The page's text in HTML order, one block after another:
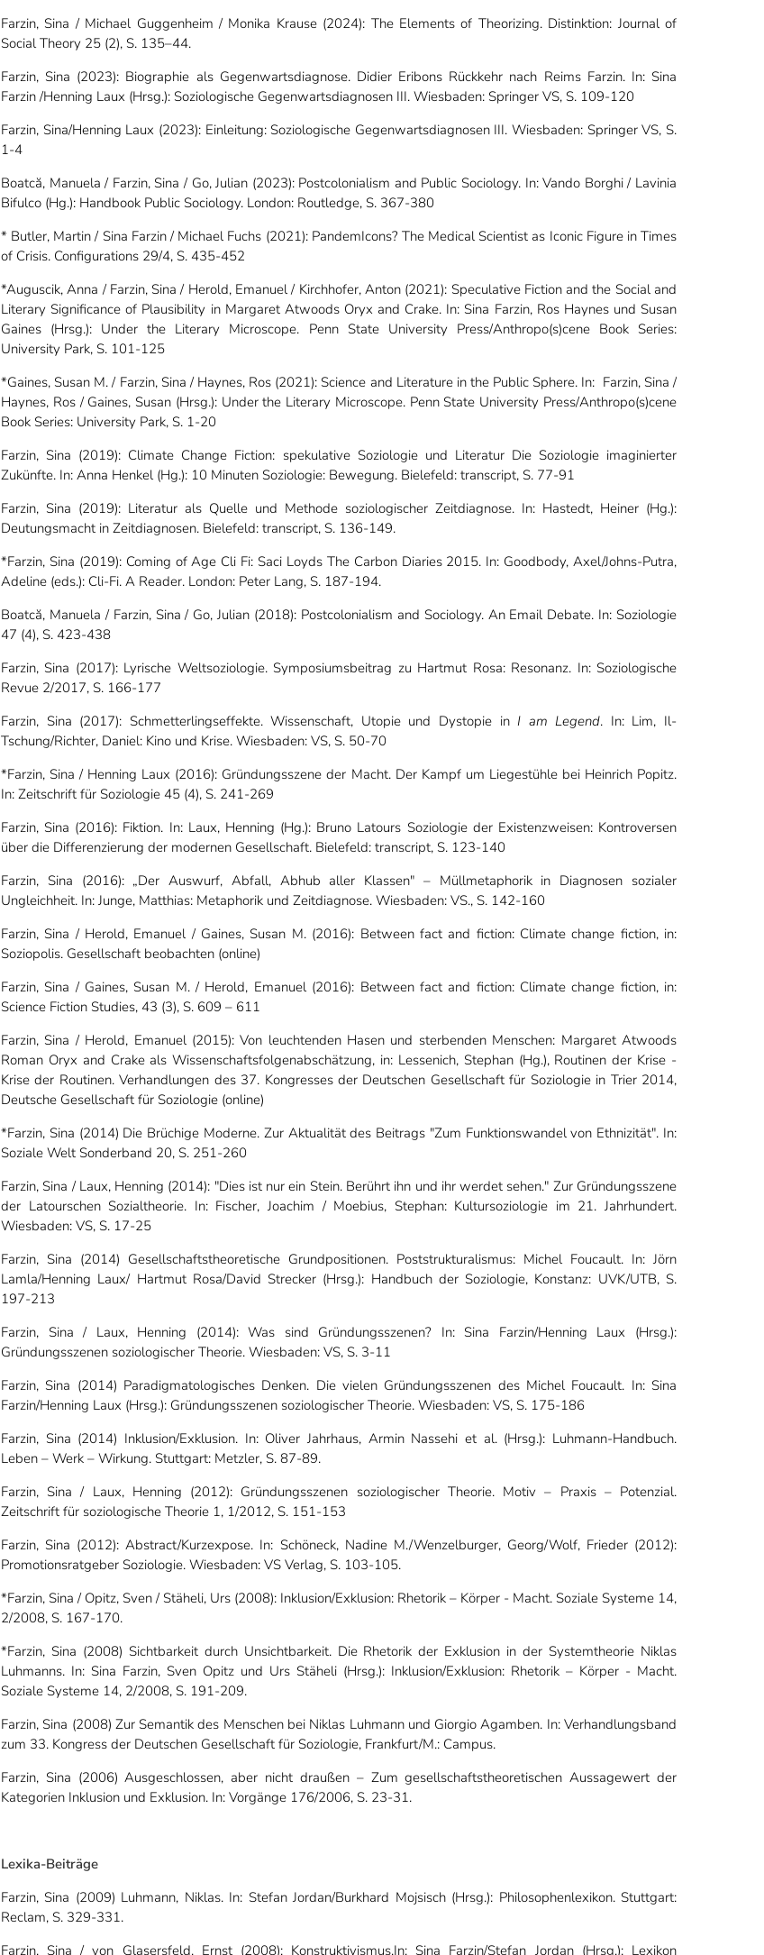
Farzin, Sina / Michael Guggenheim / Monika Krause (2024): The Elements of Theorizing. Distinktion: Journal of
Social Theory 25 (2), S. 135–44.
Farzin, Sina (2023): Biographie als Gegenwartsdiagnose. Didier Eribons Rückkehr nach Reims Farzin. In: Sina
Farzin /Henning Laux (Hrsg.): Soziologische Gegenwartsdiagnosen III. Wiesbaden: Springer VS, S. 109-120
Farzin, Sina/Henning Laux (2023): Einleitung: Soziologische Gegenwartsdiagnosen III.Wiesbaden: Springer VS, S.
1-4
Boatcă, Manuela / Farzin, Sina / Go, Julian (2023): Postcolonialism and Public Sociology. In: Vando Borghi / Lavinia
Bifulco (Hg.): Handbook Public Sociology. London: Routledge, S. 367-380
* Butler, Martin / Sina Farzin / Michael Fuchs (2021): PandemIcons? The Medical Scientist as Iconic Figure in Times
of Crisis. Configurations 29/4, S. 435-452
*Auguscik, Anna / Farzin, Sina / Herold, Emanuel / Kirchhofer, Anton (2021): Speculative Fiction and the Social and
Literary Significance of Plausibility in Margaret Atwoods Oryx and Crake. In: Sina Farzin, Ros Haynes und Susan
Gaines (Hrsg.): Under the Literary Microscope. Penn State University Press/Anthropo(s)cene Book Series:
University Park, S. 101-125
*Gaines, Susan M. / Farzin, Sina / Haynes, Ros (2021): Science and Literature in the Public Sphere. In: Farzin, Sina /
Haynes, Ros / Gaines, Susan (Hrsg.): Under the Literary Microscope. Penn State University Press/Anthropo(s)cene
Book Series: University Park, S. 1-20
Farzin, Sina (2019): Climate Change Fiction: spekulative Soziologie und Literatur Die Soziologie imaginierter
Zukünfte. In: Anna Henkel (Hg.): 10 Minuten Soziologie: Bewegung. Bielefeld: transcript, S. 77-91
Farzin, Sina (2019): Literatur als Quelle und Methode soziologischer Zeitdiagnose. In: Hastedt, Heiner (Hg.):
Deutungsmacht in Zeitdiagnosen. Bielefeld: transcript, S. 136-149.
*Farzin, Sina (2019): Coming of Age Cli Fi: Saci Loyds The Carbon Diaries 2015. In: Goodbody, Axel/Johns-Putra,
Adeline (eds.): Cli-Fi. A Reader. London: Peter Lang, S. 187-194.
Boatcă, Manuela / Farzin, Sina / Go, Julian (2018): Postcolonialism and Sociology. An Email Debate. In: Soziologie
47 (4), S. 423-438
Farzin, Sina (2017): Lyrische Weltsoziologie. Symposiumsbeitrag zu Hartmut Rosa: Resonanz. In: Soziologische
Revue 2/2017, S. 166-177
Farzin, Sina (2017): Schmetterlingseffekte. Wissenschaft, Utopie und Dystopie inI am Legend. In: Lim, Il-
Tschung/Richter, Daniel: Kino und Krise. Wiesbaden: VS, S. 50-70
*Farzin, Sina / Henning Laux (2016): Gründungsszene der Macht. Der Kampf um Liegestühle bei Heinrich Popitz.
In: Zeitschrift für Soziologie 45 (4), S. 241-269
Farzin, Sina (2016): Fiktion. In: Laux, Henning (Hg.): Bruno Latours Soziologie der Existenzweisen: Kontroversen
über die Differenzierung der modernen Gesellschaft. Bielefeld: transcript, S. 123-140
Farzin, Sina (2016): „Der Auswurf, Abfall, Abhub aller Klassen" – Müllmetaphorik in Diagnosen sozialer
Ungleichheit. In: Junge, Matthias: Metaphorik und Zeitdiagnose. Wiesbaden: VS., S. 142-160
Farzin, Sina / Herold, Emanuel / Gaines, Susan M. (2016): Between fact and fiction: Climate change fiction, in:
Soziopolis. Gesellschaft beobachten (online)
Farzin, Sina / Gaines, Susan M. / Herold, Emanuel (2016): Between fact and fiction: Climate change fiction, in:
Science Fiction Studies, 43 (3), S. 609 – 611
Farzin, Sina / Herold, Emanuel (2015): Von leuchtenden Hasen und sterbenden Menschen: Margaret Atwoods
Roman Oryx and Crake als Wissenschaftsfolgenabschätzung, in: Lessenich, Stephan (Hg.), Routinen der Krise -
Krise der Routinen. Verhandlungen des 37. Kongresses der Deutschen Gesellschaft für Soziologie in Trier 2014,
Deutsche Gesellschaft für Soziologie (online)
*Farzin, Sina (2014) Die Brüchige Moderne. Zur Aktualität des Beitrags "Zum Funktionswandel von Ethnizität". In:
Soziale Welt Sonderband 20, S. 251-260
Farzin, Sina / Laux, Henning (2014): "Dies ist nur ein Stein. Berührt ihn und ihr werdet sehen." Zur Gründungsszene
der Latourschen Sozialtheorie. In: Fischer, Joachim / Moebius, Stephan: Kultursoziologie im 21. Jahrhundert.
Wiesbaden: VS, S. 17-25
Farzin, Sina (2014) Gesellschaftstheoretische Grundpositionen. Poststrukturalismus: Michel Foucault. In: Jörn
Lamla/Henning Laux/ Hartmut Rosa/David Strecker (Hrsg.): Handbuch der Soziologie, Konstanz: UVK/UTB, S.
197-213
Farzin, Sina / Laux, Henning (2014): Was sind Gründungsszenen? In: Sina Farzin/Henning Laux (Hrsg.):
Gründungsszenen soziologischer Theorie. Wiesbaden: VS, S. 3-11
Farzin, Sina (2014) Paradigmatologisches Denken. Die vielen Gründungsszenen des Michel Foucault. In: Sina
Farzin/Henning Laux (Hrsg.): Gründungsszenen soziologischer Theorie. Wiesbaden: VS, S. 175-186
Farzin, Sina (2014) Inklusion/Exklusion. In: Oliver Jahrhaus, Armin Nassehi et al. (Hrsg.): Luhmann-Handbuch.
Leben – Werk – Wirkung. Stuttgart: Metzler, S. 87-89.
Farzin, Sina / Laux, Henning (2012): Gründungsszenen soziologischer Theorie. Motiv – Praxis – Potenzial.
Zeitschrift für soziologische Theorie 1, 1/2012, S. 151-153
Farzin, Sina (2012): Abstract/Kurzexpose. In: Schöneck, Nadine M./Wenzelburger, Georg/Wolf, Frieder (2012):
Promotionsratgeber Soziologie. Wiesbaden: VS Verlag, S. 103-105.
*Farzin, Sina / Opitz, Sven / Stäheli, Urs (2008): Inklusion/Exklusion: Rhetorik – Körper - Macht. Soziale Systeme 14,
2/2008, S. 167-170.
*Farzin, Sina (2008) Sichtbarkeit durch Unsichtbarkeit. Die Rhetorik der Exklusion in der Systemtheorie Niklas
Luhmanns. In: Sina Farzin, Sven Opitz und Urs Stäheli (Hrsg.): Inklusion/Exklusion: Rhetorik – Körper - Macht.
Soziale Systeme 14, 2/2008, S. 191-209.
Farzin, Sina (2008) Zur Semantik des Menschen bei Niklas Luhmann und Giorgio Agamben. In: Verhandlungsband
zum 33. Kongress der Deutschen Gesellschaft für Soziologie, Frankfurt/M.: Campus.
Farzin, Sina (2006) Ausgeschlossen, aber nicht draußen – Zum gesellschaftstheoretischen Aussagewert der
Kategorien Inklusion und Exklusion. In: Vorgänge 176/2006, S. 23-31.
Lexika-Beiträge
Farzin, Sina (2009) Luhmann, Niklas. In: Stefan Jordan/Burkhard Mojsisch (Hrsg.): Philosophenlexikon. Stuttgart:
Reclam, S. 329-331.
Farzin, Sina / von Glasersfeld, Ernst (2008): Konstruktivismus.In: Sina Farzin/Stefan Jordan (Hrsg.): Lexikon